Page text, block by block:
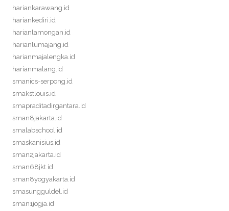
hariankarawang.id
hariankediri.id
harianlamongan.id
harianlumajang.id
harianmajalengka.id
harianmalang.id
smanics-serpong.id
smakstlouis.id
smapraditadirgantara.id
sman8jakarta.id
smalabschool.id
smaskanisius.id
sman2jakarta.id
sman68jkt.id
sman8yogyakarta.id
smasungguldel.id
sman1jogja.id